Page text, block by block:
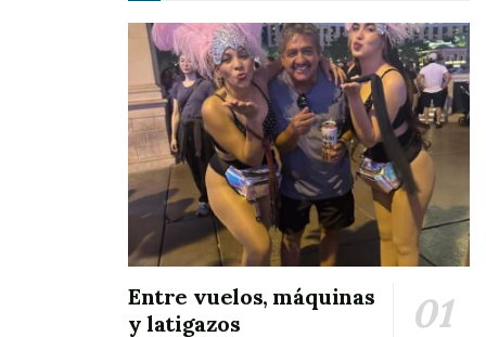
Entre vuelos, máquinas
y latigazos